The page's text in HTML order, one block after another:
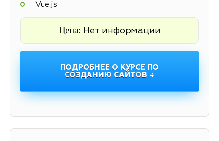
Vue.js
Цена: Нет информации
ПОДРОБНЕЕ О КУРСЕ ПО
СОЗДАНИЮ САЙТОВ →